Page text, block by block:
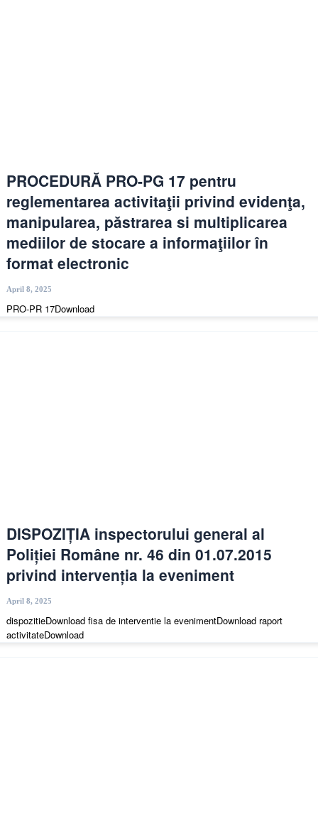
PROCEDURĂ PRO-PG 17 pentru
reglementarea activitaţii privind evidenţa,
manipularea, păstrarea si multiplicarea
mediilor de stocare a informaţiilor în
format electronic
April 8, 2025
PRO-PR 17Download
DISPOZIȚIA inspectorului general al
Poliției Române nr. 46 din 01.07.2015
privind intervenția la eveniment
April 8, 2025
dispozitieDownload fisa de interventie la evenimentDownload raport
activitateDownload